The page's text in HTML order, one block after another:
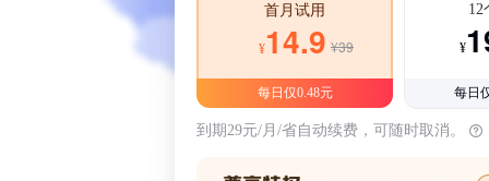
首月试用
¥14.9 ¥39
每日仅0.48元
12
¥
每日
到期29元/月/省自动续费，可随时取消。